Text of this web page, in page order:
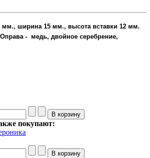
мм., ширина 15 мм., высота вставки 12 мм.
- медь, двойное серебрение,
покупают: